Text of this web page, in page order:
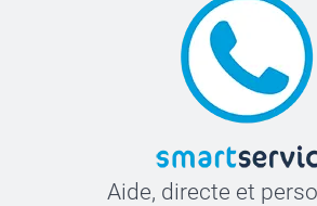
Aide, directe et